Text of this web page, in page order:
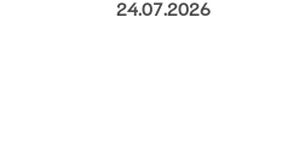
24.07.2026